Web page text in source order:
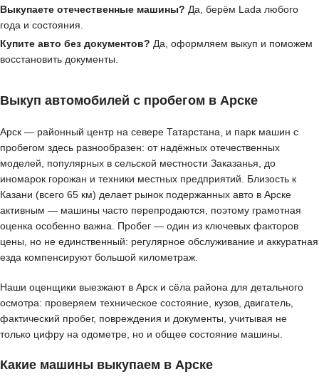
Выкупаете отечественные машины? Да, берём Lada любого
года и состояния.
Купите авто без документов? Да, оформляем выкуп и поможем
восстановить документы.
Выкуп автомобилей с пробегом в Арске
Арск — районный центр на севере Татарстана, и парк машин с
пробегом здесь разнообразен: от надёжных отечественных
моделей, популярных в сельской местности Заказанья, до
иномарок горожан и техники местных предприятий. Близость к
Казани (всего 65 км) делает рынок подержанных авто в Арске
активным — машины часто перепродаются, поэтому грамотная
оценка особенно важна. Пробег — один из ключевых факторов
цены, но не единственный: регулярное обслуживание и аккуратная
езда компенсируют большой километраж.
Наши оценщики выезжают в Арск и сёла района для детального
осмотра: проверяем техническое состояние, кузов, двигатель,
фактический пробег, повреждения и документы, учитывая не
только цифру на одометре, но и общее состояние машины.
Какие машины выкупаем в Арске